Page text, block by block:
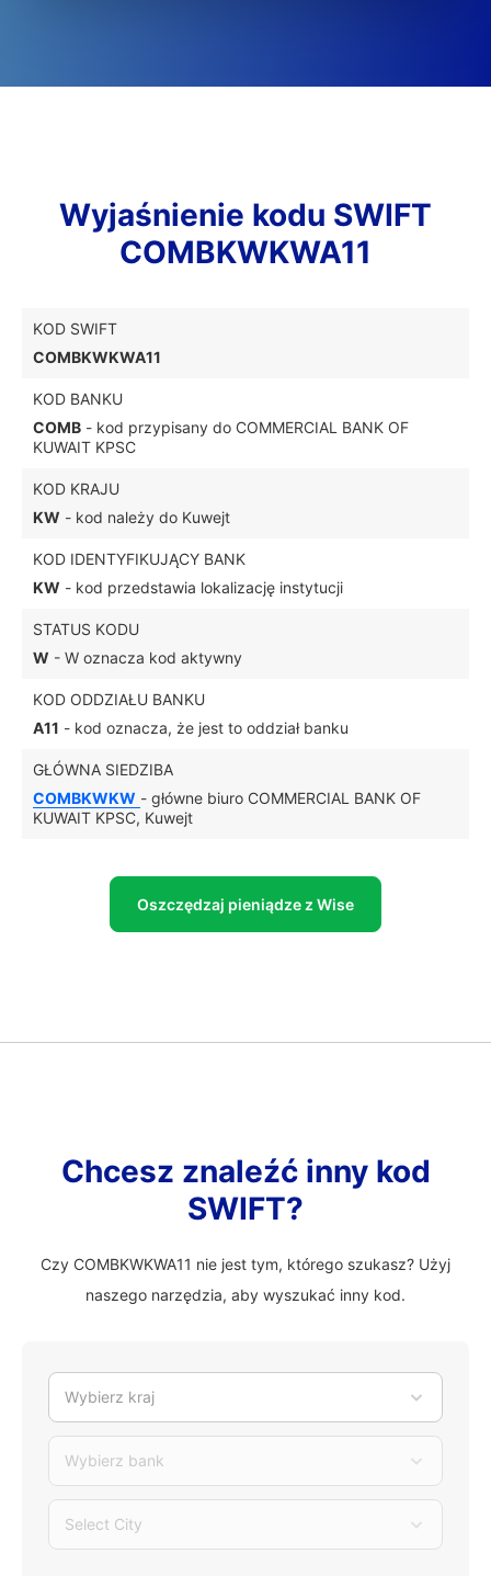
Wyjaśnienie kodu SWIFT
COMBKWKWA11
KOD SWIFT
COMBKWKWA11
KOD BANKU
COMB - kod przypisany do COMMERCIAL BANK OF
KUWAIT KPSC
KOD KRAJU
KW - kod należy do Kuwejt
KOD IDENTYFIKUJĄCY BANK
KW - kod przedstawia lokalizację instytucji
STATUS KODU
W - W oznacza kod aktywny
KOD ODDZIAŁU BANKU
A11 - kod oznacza, że jest to oddział banku
GŁÓWNA SIEDZIBA
COMBKWKW - główne biuro COMMERCIAL BANK OF
KUWAIT KPSC, Kuwejt
Oszczędzaj pieniądze z Wise
Chcesz znaleźć inny kod
SWIFT?
Czy COMBKWKWA11 nie jest tym, którego szukasz? Użyj
naszego narzędzia, aby wyszukać inny kod.
Wybierz kraj
Wybierz bank
Select City